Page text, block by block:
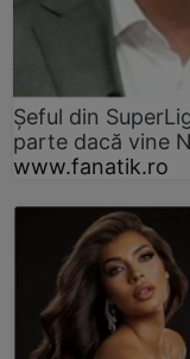
Șeful din
parte dacă vine
www.fanatik.ro